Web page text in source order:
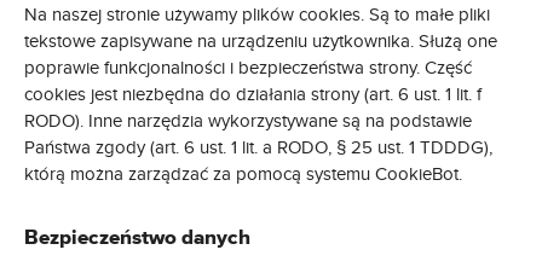
Na naszej stronie używamy plików cookies. Są to małe pliki
tekstowe zapisywane na urządzeniu użytkownika. Służą one
poprawie funkcjonalności i bezpieczeństwa strony. Część
cookies jest niezbędna do działania strony (art. 6 ust. 1 lit. f
RODO). Inne narzędzia wykorzystywane są na podstawie
Państwa zgody (art. 6 ust. 1 lit. a RODO, § 25 ust. 1 TDDDG),
którą można zarządzać za pomocą systemu CookieBot.
Bezpieczeństwo danych